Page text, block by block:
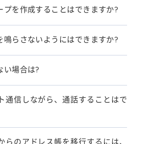
プを作成することはできますか?
鳴らさないようにはできますか?
い場合は?
通信しながら、通話することはで
らのアドレス帳を移行するには、